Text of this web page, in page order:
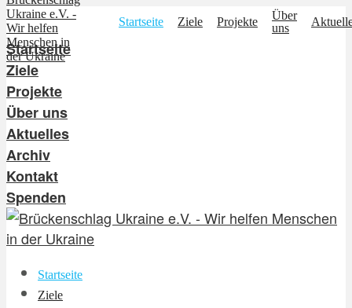
Startseite Ziele Projekte
Über
uns
Startseite
Ziele
Projekte
Über uns
Aktuelles
Archiv
Kontakt
Spenden
Startseite
Ziele